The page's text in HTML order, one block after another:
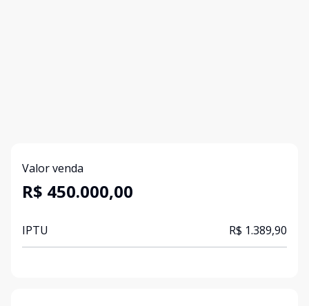
Valor venda
R$ 450.000,00
IPTU R$ 1.389,90